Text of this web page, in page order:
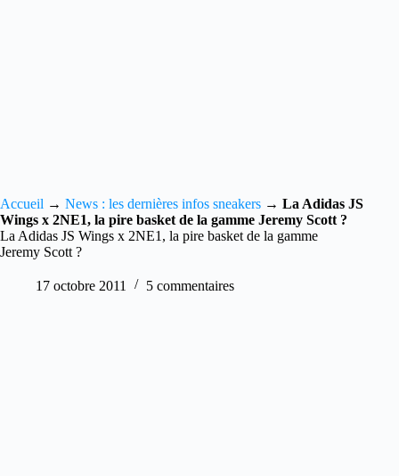
Accueil → News : les dernières infos sneakers → La Adidas JS
Wings x 2NE1, la pire basket de la gamme Jeremy Scott ?
La Adidas JS Wings x 2NE1, la pire basket de la gamme
Jeremy Scott ?
17 octobre 2011 5 commentaires